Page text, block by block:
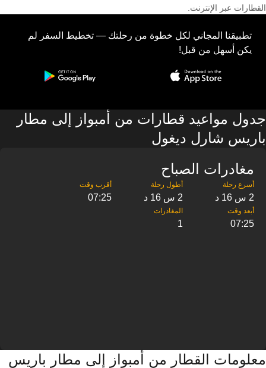
القطارات عبر الإنترنت.
تطبيقنا المجاني لكل خطوة من رحلتك — تخطيط السفر لم
يكن أسهل من قبل!
جدول مواعيد قطارات من أمبواز إلى مطار
باريس شارل ديغول
مغادرات الصباح
2 س 16 د 2 س 16 د 07:25
07:25
1
معلومات القطار من ‎أمبواز إلى ‎مطار باريس